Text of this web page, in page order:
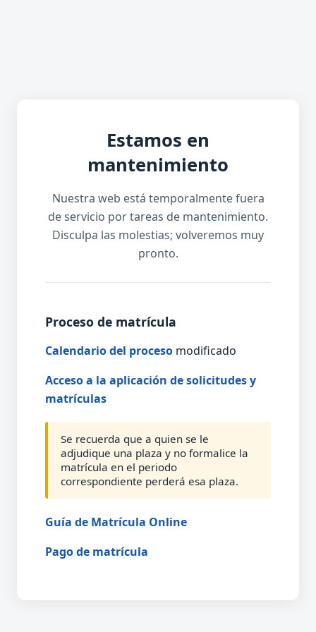
Estamos en
mantenimiento
Nuestra web está temporalmente fuera
de servicio por tareas de mantenimiento.
Disculpa las molestias; volveremos muy
pronto.
Proceso de matrícula
Calendario del proceso modificado
Acceso a la aplicación de solicitudes y
matrículas
Se recuerda que a quien se le
adjudique una plaza y no formalice la
matrícula en el periodo
correspondiente perderá esa plaza.
Guía de Matrícula Online
Pago de matrícula